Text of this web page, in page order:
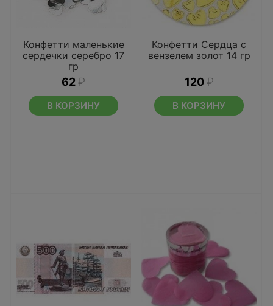
Конфетти маленькие
сердечки серебро 17
гр
62 ₽
В КОРЗИНУ
Конфетти Сердца с
вензелем золот 14 гр
120 ₽
В КОРЗИНУ